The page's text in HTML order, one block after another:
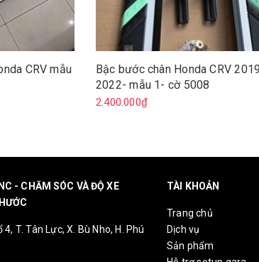
CRV mẫu
Bậc bước chân Honda CRV
2022- mẫu 1- cờ 5008
2.400.000₫
- CHĂM SÓC VÀ ĐỘ XE
T. Tân Lực, X. Bù Nho, H. Phú
TÀI KHOẢN
Trang chủ
Dịch vụ
Sản phẩm